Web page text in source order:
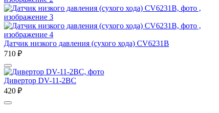
Датчик низкого давления (сухого хода) CV6231B
710 ₽
Дивертор DV-11-2BC
420 ₽